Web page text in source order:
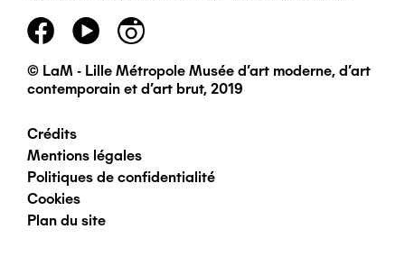
page
principal
© LaM - Lille Métropole Musée d'art moderne, d'art
contemporain et d'art brut, 2019
Pied
de
page
Crédits
Mentions légales
Politiques de confidentialité
Cookies
Plan du site